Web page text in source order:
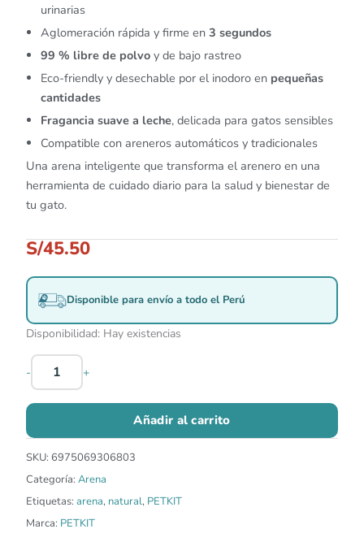
urinarias
Aglomeración rápida y firme en 3 segundos
99 % libre de polvo y de bajo rastreo
Eco-friendly y desechable por el inodoro en pequeñas
cantidades
Fragancia suave a leche, delicada para gatos sensibles
Compatible con areneros automáticos y tradicionales
Una arena inteligente que transforma el arenero en una
herramienta de cuidado diario para la salud y bienestar de
tu gato.
S/45.50
Disponible para envío a todo el Perú
Disponibilidad: Hay existencias
- +
Añadir al carrito
SKU: 6975069306803
Categoría: Arena
Etiquetas: arena, natural, PETKIT
Marca: PETKIT